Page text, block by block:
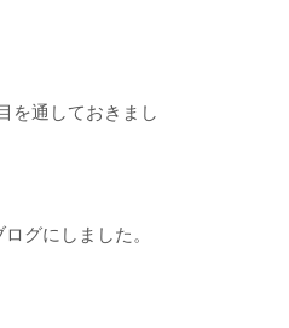
を通しておきまし
グにしました。